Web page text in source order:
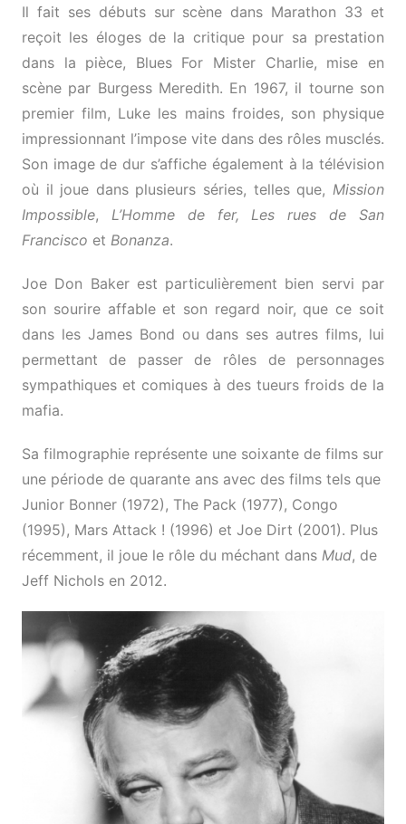
Il fait ses débuts sur scène dans Marathon 33 et
reçoit les éloges de la critique pour sa prestation
dans la pièce, Blues For Mister Charlie, mise en
scène par Burgess Meredith. En 1967, il tourne son
premier film, Luke les mains froides, son physique
impressionnant l’impose vite dans des rôles musclés.
Son image de dur s’affiche également à la télévision
où il joue dans plusieurs séries, telles que, Mission
Impossible, L’Homme de fer, Les rues de San
Francisco et Bonanza.
Joe Don Baker est particulièrement bien servi par
son sourire affable et son regard noir, que ce soit
dans les James Bond ou dans ses autres films, lui
permettant de passer de rôles de personnages
sympathiques et comiques à des tueurs froids de la
mafia.
Sa filmographie représente une soixante de films sur
une période de quarante ans avec des films tels que
Junior Bonner (1972), The Pack (1977), Congo
(1995), Mars Attack ! (1996) et Joe Dirt (2001). Plus
récemment, il joue le rôle du méchant dans Mud, de
Jeff Nichols en 2012.